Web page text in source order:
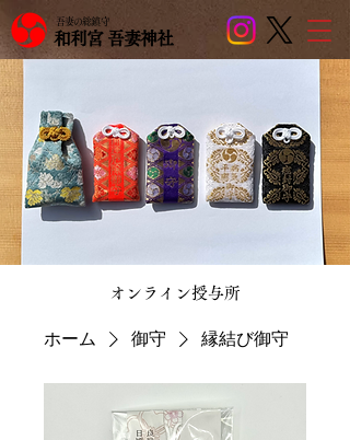
和利宮 吾妻神社
吾妻の総鎮守
​オンライン授与所
ホーム 御守 縁結び御守